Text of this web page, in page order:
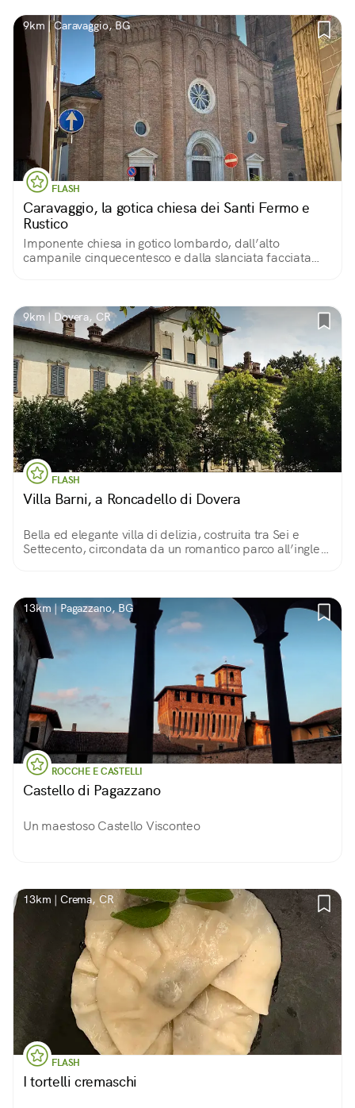
9km | Caravaggio, BG
FLASH
Caravaggio, la gotica chiesa dei Santi Fermo e
Rustico
Imponente chiesa in gotico lombardo, dall’alto
campanile cinquecentesco e dalla slanciata facciata
9km | Dovera, CR
FLASH
Villa Barni, a Roncadello di Dovera
Bella ed elegante villa di delizia, costruita tra Sei e
Settecento, circondata da un romantico parco all’inglese
13km | Pagazzano, BG
ROCCHE E CASTELLI
Castello di Pagazzano
Un maestoso Castello Visconteo
13km | Crema, CR
FLASH
I tortelli cremaschi